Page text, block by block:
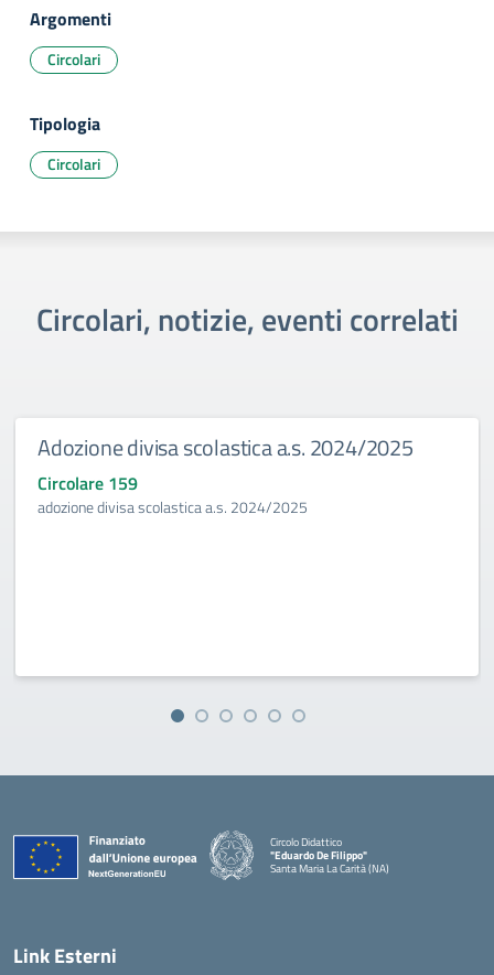
Argomenti
Circolari
Tipologia
Circolari
Circolari, notizie, eventi correlati
Adozione divisa scolastica a.s. 2024/2025
Circolare 159
adozione divisa scolastica a.s. 2024/2025
Circolo Didattico
"Eduardo De Filippo"
Santa Maria La Carità (NA)
Link Esterni